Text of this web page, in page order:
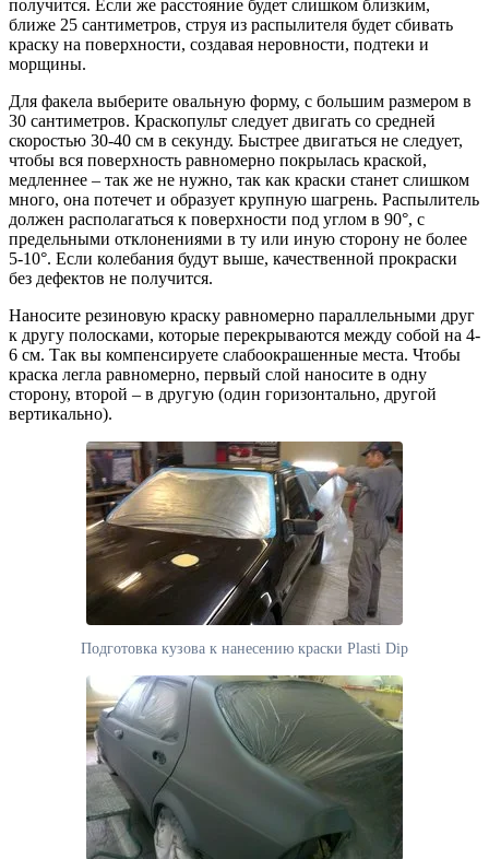
получится. Если же расстояние будет слишком близким,
ближе 25 сантиметров, струя из распылителя будет сбивать
краску на поверхности, создавая неровности, подтеки и
морщины.
Для факела выберите овальную форму, с большим размером в
30 сантиметров. Краскопульт следует двигать со средней
скоростью 30-40 см в секунду. Быстрее двигаться не следует,
чтобы вся поверхность равномерно покрылась краской,
медленнее – так же не нужно, так как краски станет слишком
много, она потечет и образует крупную шагрень. Распылитель
должен располагаться к поверхности под углом в 90°, с
предельными отклонениями в ту или иную сторону не более
5-10°. Если колебания будут выше, качественной прокраски
без дефектов не получится.
Наносите резиновую краску равномерно параллельными друг
к другу полосками, которые перекрываются между собой на 4-
6 см. Так вы компенсируете слабоокрашенные места. Чтобы
краска легла равномерно, первый слой наносите в одну
сторону, второй – в другую (один горизонтально, другой
вертикально).
Подготовка кузова к нанесению краски Plasti Dip